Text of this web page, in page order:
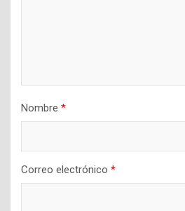
Nombre *
Correo electrónico *